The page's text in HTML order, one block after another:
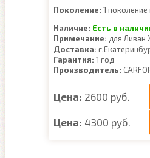
Поколение: 1 поколение
Наличие: Есть в
Примечание: для Ливан
Доставка:
Гарантия: 1 год
Производитель:
Цена: 2600 руб.
Цена: 4300 руб.